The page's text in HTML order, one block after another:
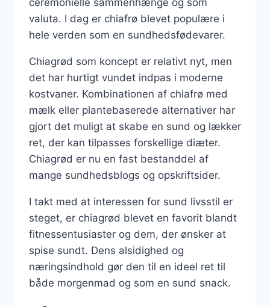
ceremonielle sammenhænge og som
valuta. I dag er chiafrø blevet populære i
hele verden som en sundhedsfødevarer.
Chiagrød som koncept er relativt nyt, men
det har hurtigt vundet indpas i moderne
kostvaner. Kombinationen af chiafrø med
mælk eller plantebaserede alternativer har
gjort det muligt at skabe en sund og lækker
ret, der kan tilpasses forskellige diæter.
Chiagrød er nu en fast bestanddel af
mange sundhedsblogs og opskriftsider.
I takt med at interessen for sund livsstil er
steget, er chiagrød blevet en favorit blandt
fitnessentusiaster og dem, der ønsker at
spise sundt. Dens alsidighed og
næringsindhold gør den til en ideel ret til
både morgenmad og som en sund snack.